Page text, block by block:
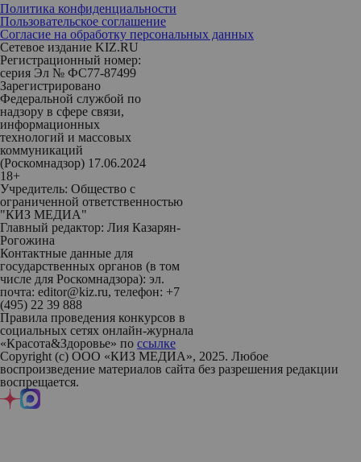
Политика конфиденциальности
Пользовательское соглашение
Согласие на обработку персональных данных
Сетевое издание KIZ.RU
Регистрационный номер:
серия Эл № ФС77-87499
Зарегистрировано
Федеральной службой по
надзору в сфере связи,
информационных
технологий и массовых
коммуникаций
(Роскомнадзор) 17.06.2024
18+
Учредитель: Общество с
ограниченной ответственностью
"КИЗ МЕДИА"
Главный редактор: Лия Казарян-
Рогожина
Контактные данные для
государственных органов (в том
числе для Роскомнадзора): эл.
почта: editor@kiz.ru, телефон: +7
(495) 22 39 888
Правила проведения конкурсов в
социальных сетях онлайн-журнала
«Красота&Здоровье» по ссылке
Copyright (с) ООО «КИЗ МЕДИА», 2025. Любое
воспроизведение материалов сайта без разрешения редакции
воспрещается.